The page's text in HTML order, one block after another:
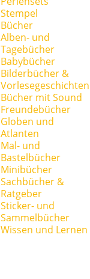
Stempel
Bücher
Alben- und
Tagebücher
Babybücher
Bilderbücher &
Vorlesegeschichten
Bücher mit Sound
Freundebücher
Globen und
Atlanten
Mal- und
Bastelbücher
Minibücher
Sachbücher &
Ratgeber
Sticker- und
Sammelbücher
Wissen und Lernen